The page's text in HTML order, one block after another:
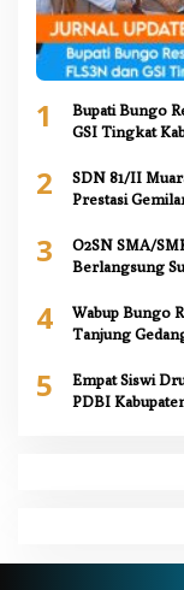
1
Bupati Bungo
GSI Tingkat
2
SDN 81/II
Prestasi
3
O2SN SMA/
Berlangsung
4
Wabup Bungo
Tanjung
5
Empat Siswi
PDBI